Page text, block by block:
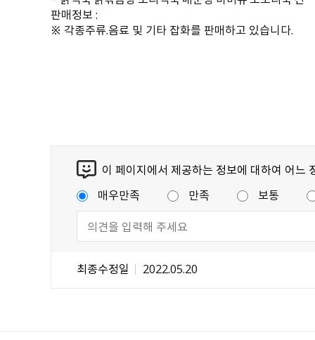
판매정보 :
※ 각종주류.음료 및 기타 잡화를 판매하고 있습니다.
이 페이지에서 제공하는 정보에 대하여 어느
매우만족
만족 보통
최종수정일 2022.05.20